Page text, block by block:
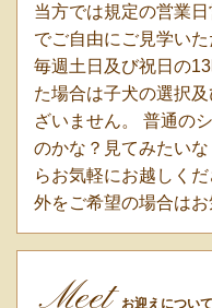
当方では規定の営業
でご自由にご見学い
毎週土日及び祝日の
た場合は子犬の選択
ざいません。 普通の
のかな？見てみたい
らお気軽にお越しく
外をご希望の場合はお
お迎えについて